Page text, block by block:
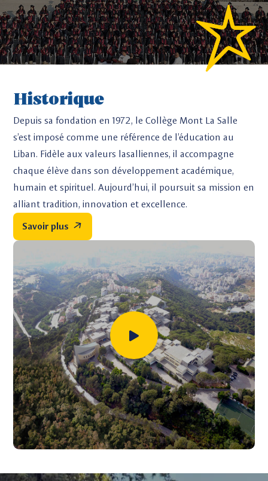
Historique
Depuis sa fondation en 1972, le Collège Mont La Salle
s’est imposé comme une référence de l’éducation au
Liban. Fidèle aux valeurs lasalliennes, il accompagne
chaque élève dans son développement académique,
humain et spirituel. Aujourd’hui, il poursuit sa mission en
alliant tradition, innovation et excellence.
Savoir plus